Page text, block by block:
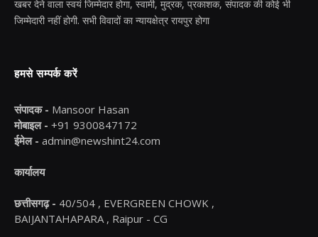
खबर देने वाला स्वयं जिम्मेदार होगा, स्वामी, मुद्रक, प्रकाशक, संपादक की कोई भी
जिम्मेदारी नहीं होगी. सभी विवादों का न्यायक्षेत्र रायपुर होगा
हमसे सम्पर्क करें
संपादक - Mansoor Hasan
मोबाइल - +91 9300847172
ईमेल - admin@newshint24.com
कार्यालय
छत्तीसगढ़ - 40/504 , EVERGREEN CHOWK ,
BAIJANTAHAPARA , Raipur - CG